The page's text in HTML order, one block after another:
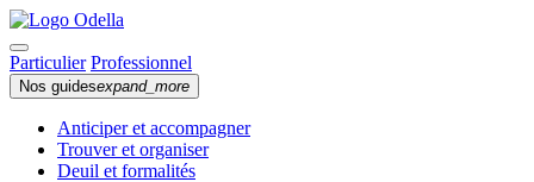
Particulier Professionnel
Nos guidesexpand_more
Anticiper et accompagner
Trouver et organiser
Deuil et formalités